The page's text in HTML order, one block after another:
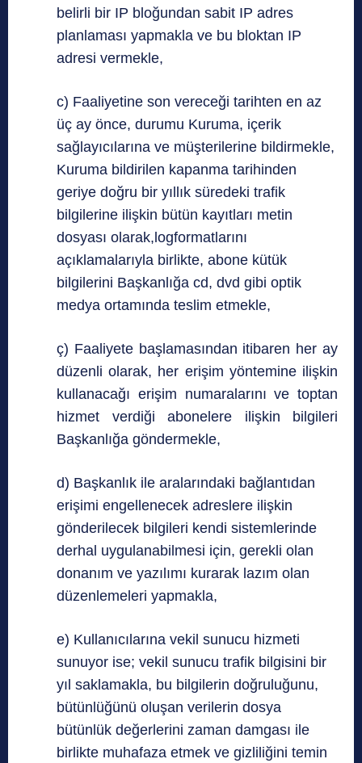
belirli bir IP bloğundan sabit IP adres
planlaması yapmakla ve bu bloktan IP
adresi vermekle,
c) Faaliyetine son vereceği tarihten en az
üç ay önce, durumu Kuruma, içerik
sağlayıcılarına ve müşterilerine bildirmekle,
Kuruma bildirilen kapanma tarihinden
geriye doğru bir yıllık süredeki trafik
bilgilerine ilişkin bütün kayıtları metin
dosyası olarak,logformatlarını
açıklamalarıyla birlikte, abone kütük
bilgilerini Başkanlığa cd, dvd gibi optik
medya ortamında teslim etmekle,
ç) Faaliyete başlamasından itibaren her ay
düzenli olarak, her erişim yöntemine ilişkin
kullanacağı erişim numaralarını ve toptan
hizmet verdiği abonelere ilişkin bilgileri
Başkanlığa göndermekle,
d) Başkanlık ile aralarındaki bağlantıdan
erişimi engellenecek adreslere ilişkin
gönderilecek bilgileri kendi sistemlerinde
derhal uygulanabilmesi için, gerekli olan
donanım ve yazılımı kurarak lazım olan
düzenlemeleri yapmakla,
e) Kullanıcılarına vekil sunucu hizmeti
sunuyor ise; vekil sunucu trafik bilgisini bir
yıl saklamakla, bu bilgilerin doğruluğunu,
bütünlüğünü oluşan verilerin dosya
bütünlük değerlerini zaman damgası ile
birlikte muhafaza etmek ve gizliliğini temin